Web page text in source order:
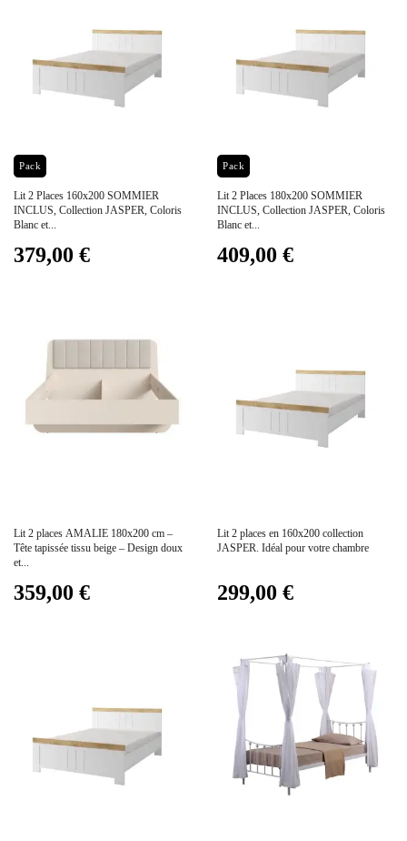
Pack Prix
Lit 2 Places 160x200 SOMMIER
INCLUS, Collection JASPER, Coloris
Blanc et...
379,00 €
Pack Prix
Lit 2 Places 180x200 SOMMIER
INCLUS, Collection JASPER, Coloris
Blanc et...
409,00 €
Lit 2 places AMALIE 180x200 cm –
Tête tapissée tissu beige – Design doux
et...
359,00 €
Lit 2 places en 160x200 collection
JASPER. Idéal pour votre chambre
299,00 €